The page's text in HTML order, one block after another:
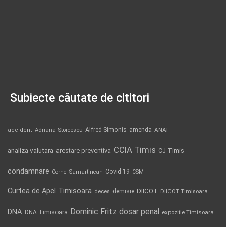
Subiecte căutate de cititori
accident Adriana Stoicescu Alfred Simonis amenda ANAF
analiza valutara arestare preventiva CCIA Timis CJ Timis
condamnare Cornel Samartinean Covid-19 CSM
Curtea de Apel Timisoara deces demisie DIICOT DIICOT Timisoara
DNA DNA Timisoara Dominic Fritz dosar penal expozitie Timisoara